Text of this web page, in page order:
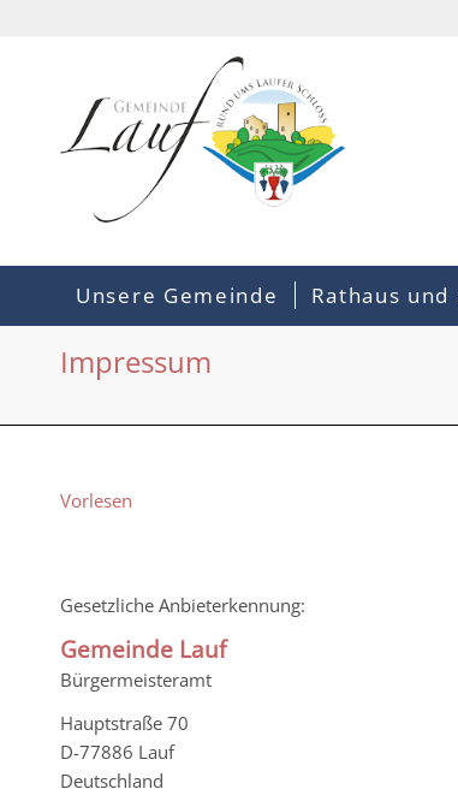
Unsere Gemeinde Rathaus
Impressum
Vorlesen
Gesetzliche Anbieterkennung:
Gemeinde Lauf
Bürgermeisteramt
Hauptstraße 70
D-77886 Lauf
Deutschland